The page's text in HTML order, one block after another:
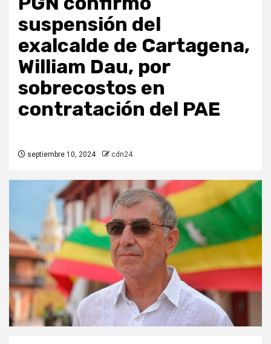
suspensión del
exalcalde de Cartagena,
William Dau, por
sobrecostos en
contratación del PAE
septiembre 10, 2024 cdn24